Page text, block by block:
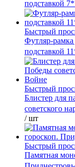
подставкой
Быстрый
Футляр-рамка
подставкой
Быстрый
Блистер для
советского
/ шт
Быстрый
Памятная